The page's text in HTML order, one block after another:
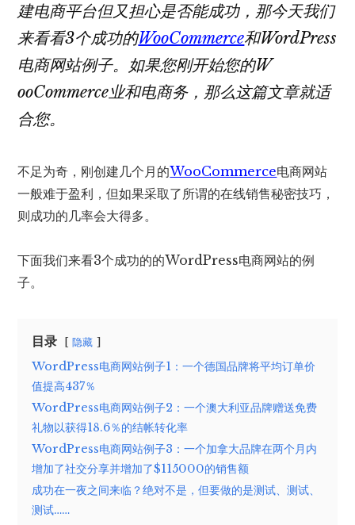
建电商平台但又担心是否能成功，那今天我们
来看看3个成功的WooCommerce和WordPress
电商网站例子。如果您刚开始您的W​​
ooCommerce业和电商务，那么这篇文章就适
合您。
不足为奇，刚创建几个月的WooCommerce电商网站
一般难于盈利，但如果采取了所谓的在线销售秘密技巧，
则成功的几率会大得多。
下面我们来看3个成功的的WordPress电商网站的例
子。
目录 隐藏
WordPress电商网站例子1：一个德国品牌将平均订单价
值提高437％
WordPress电商网站例子2：一个澳大利亚品牌赠送免费
礼物以获得18.6％的结帐转化率
WordPress电商网站例子3：一个加拿大品牌在两个月内
增加了社交分享并增加了$115000的销售额
成功在一夜之间来临？绝对不是，但要做的是测试、测试、
测试……